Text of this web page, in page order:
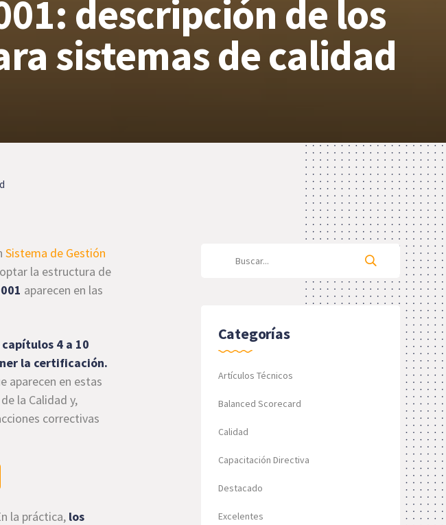
descripción de los
sistemas de calidad
Sistema de Gestión
la estructura de
aparecen en las
4 a 10
la certificación.
aparecen en estas
la Calidad y,
correctivas
la práctica, los
Categorías
Artículos Técnicos
Balanced Scorecard
Calidad
Capacitación Directiva
Destacado
Excelentes